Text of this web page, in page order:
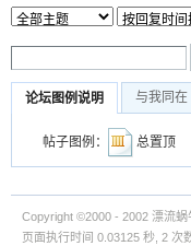
论坛图例说明 与我同在
帖子图例： 总置
Copyright ©2000 - 2002 漂流蜗
页面执行时间 0.03125 秒, 2 次